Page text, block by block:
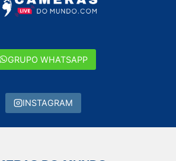
GRUPO WHATSAPP
INSTAGRAM